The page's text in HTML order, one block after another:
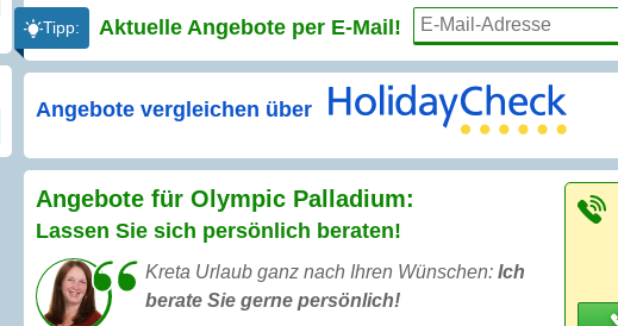
Tipp: Aktuelle Angebote per E-Mail!
Angebote vergleichen über
Angebote für Olympic Palladium:
Lassen Sie sich persönlich beraten!
Kreta Urlaub ganz nach Ihren Wünschen: Ich
berate Sie gerne persönlich!